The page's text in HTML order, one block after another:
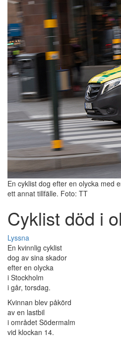
En cyklist dog efter en olycka med
ett annat tillfälle. Foto: TT
Cyklist död i
Lyssna
En kvinnlig cyklist
dog av sina skador
efter en olycka
i Stockholm
i går, torsdag.
Kvinnan blev påkörd
av en lastbil
i området Södermalm
vid klockan 14.